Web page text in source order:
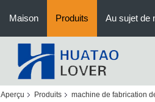
Maison Produits Au sujet de
Aperçu Produits machine de fabrication